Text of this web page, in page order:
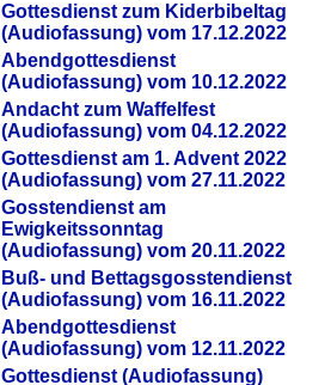
Gottesdienst zum Kiderbibeltag
(Audiofassung) vom 17.12.2022
Abendgottesdienst
(Audiofassung) vom 10.12.2022
Andacht zum Waffelfest
(Audiofassung) vom 04.12.2022
Gottesdienst am 1. Advent 2022
(Audiofassung) vom 27.11.2022
Gosstendienst am
Ewigkeitssonntag
(Audiofassung) vom 20.11.2022
Buß- und Bettagsgosstendienst
(Audiofassung) vom 16.11.2022
Abendgottesdienst
(Audiofassung) vom 12.11.2022
Gottesdienst (Audiofassung)